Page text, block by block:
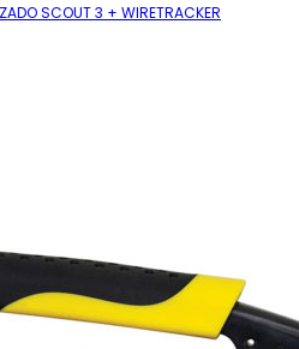
SCOUT 3 + WIRETRACKER